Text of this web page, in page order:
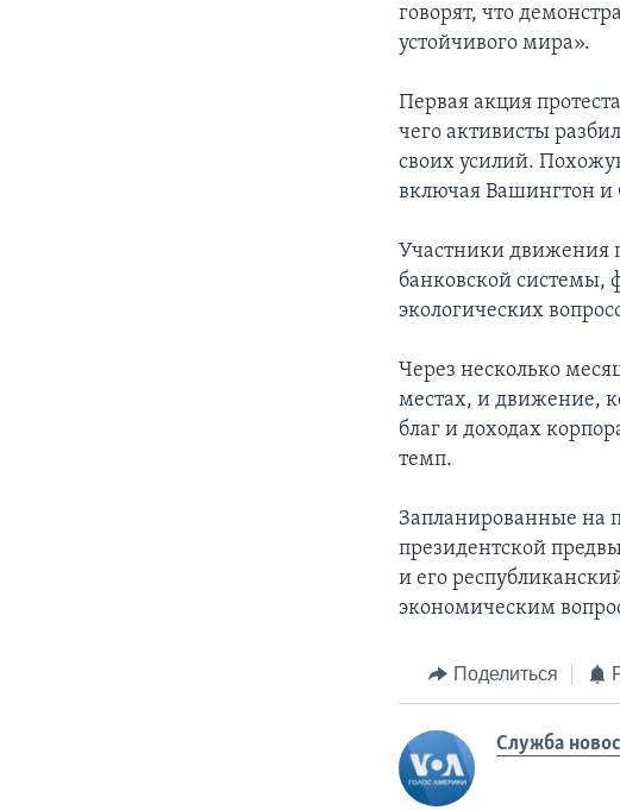
говорят, что
устойчивого мира».
Первая акция
чего активисты
своих усилий.
включая Вашингтон и
Участники
банковской
экологических
Через несколько
местах, и движение,
благ и доходах
темп.
Запланированные на
президентской
и его
экономическим
Поделиться
Служба